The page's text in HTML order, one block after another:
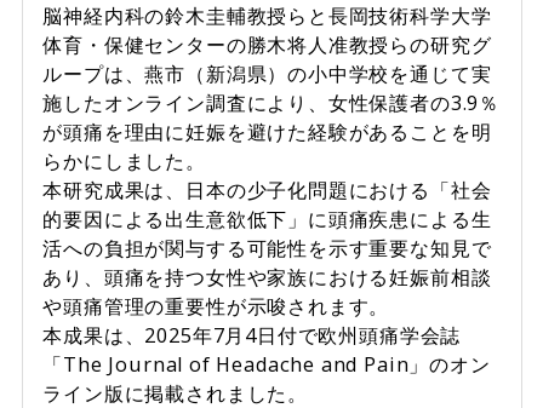
脳神経内科の鈴木圭輔教授らと長岡技術科学大学
体育・保健センターの勝木将人准教授らの研究グ
ループは、燕市（新潟県）の小中学校を通じて実
施したオンライン調査により、女性保護者の3.9％
が頭痛を理由に妊娠を避けた経験があることを明
らかにしました。
本研究成果は、日本の少子化問題における「社会
的要因による出生意欲低下」に頭痛疾患による生
活への負担が関与する可能性を示す重要な知見で
あり、頭痛を持つ女性や家族における妊娠前相談
や頭痛管理の重要性が示唆されます。
本成果は、2025年7月4日付で欧州頭痛学会誌
「The Journal of Headache and Pain」のオン
ライン版に掲載されました。